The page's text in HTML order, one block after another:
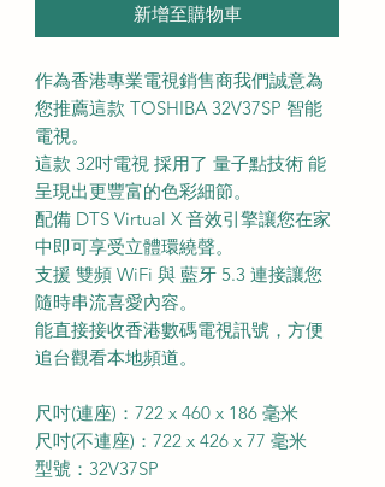
新增至購物車
作為香港專業電視銷售商我們誠意為
您推薦這款 TOSHIBA 32V37SP 智能
電視。
這款 32吋電視 採用了 量子點技術 能
呈現出更豐富的色彩細節。
配備 DTS Virtual X 音效引擎讓您在家
中即可享受立體環繞聲。
支援 雙頻 WiFi 與 藍牙 5.3 連接讓您
隨時串流喜愛內容。
能直接接收香港數碼電視訊號，方便
追台觀看本地頻道。
尺吋(連座)：722 x 460 x 186 毫米
尺吋(不連座)：722 x 426 x 77 毫米
型號：32V37SP